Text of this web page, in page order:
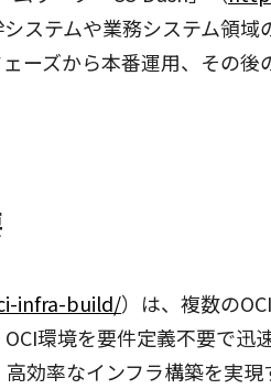
ステムや業務システム領
ーズから本番運用、その
infra-build/）は、複数の
環境を要件定義不要で
効率なインフラ構築を実